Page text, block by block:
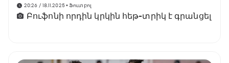
20:26 / 18.11.2025• Ֆուտբոլ
Բուֆոնի որդին կրկին հեթ-տրիկ է գրանցել